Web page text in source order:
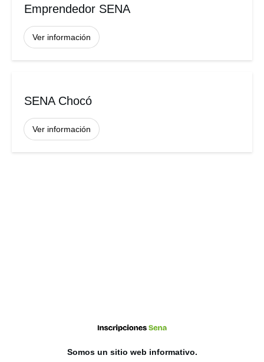
Emprendedor SENA
Ver información
SENA Chocó
Ver información
Somos un sitio web informativo.